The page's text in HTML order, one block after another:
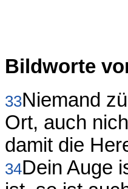
Bildworte
33Niemand
Ort, auch
damit die
34Dein Auge